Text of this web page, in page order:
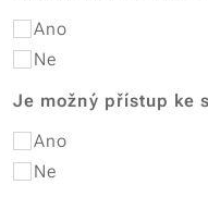
Ano
Ne
Je možný přístup ke
Ano
Ne